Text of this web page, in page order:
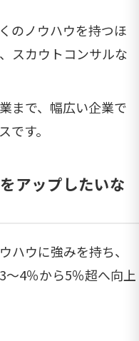
のノウハウを持つほ
スカウトコンサルな
まで、幅広い企業で
す。
アップしたいな
ハウに強みを持ち、
4％から5％超へ向上